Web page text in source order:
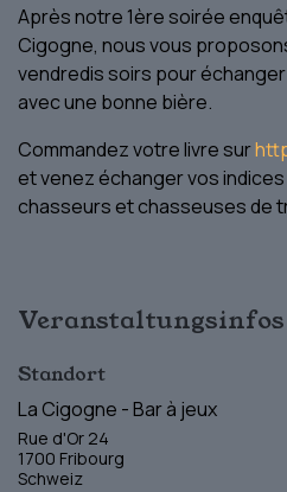
Après notre 1ère soirée
Cigogne, nous vous
vendredis soirs pour
avec une bonne bière.
Commandez votre livre sur
et venez échanger vos
chasseurs et chasseuses de
Veranstaltungsinfos
Standort
La Cigogne - Bar à jeux
Rue d'Or 24
1700 Fribourg
Schweiz